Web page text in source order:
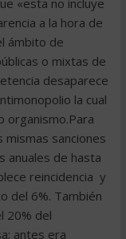
«esta no incluye
a la hora de
ámbito de
o mixtas de
desaparece
la cual
organismo.Para
sanciones
anuales de hasta
reincidencia y
del 6%. También
20% del
antes era